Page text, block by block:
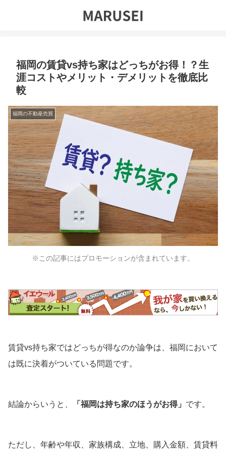
福岡の賃貸vs持ち家はどっちがお得！？生
涯コストやメリット・デメリットを徹底比
較
福岡の不動産売買
※この記事にはプロモーションが含まれています。
賃貸vs持ち家ではどっちが得なのか論争は、福岡において
は既に決着がついている問題です。
結論からいうと、 「福岡は持ち家のほうがお得」 です。
ただし、年齢や年収、家族構成、立地、購入金額、賃貸料